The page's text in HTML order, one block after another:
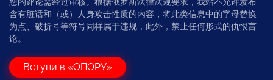
含有脏话和（或）人身攻击性质的内容，将此类信息中的字母替换
为点、破折号等符号同样属于违规，此外，禁止任何形式的仇恨言
论。
Вступи в «ОПОРУ»